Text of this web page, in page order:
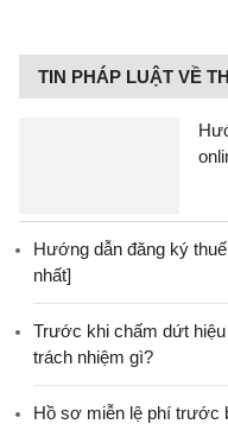
TIN PHÁP LUẬT VỀ
Hướng dẫn đăng ký
nhất]
Trước khi chấm dứt
trách nhiệm gì?
Hồ sơ miễn lệ phí trước